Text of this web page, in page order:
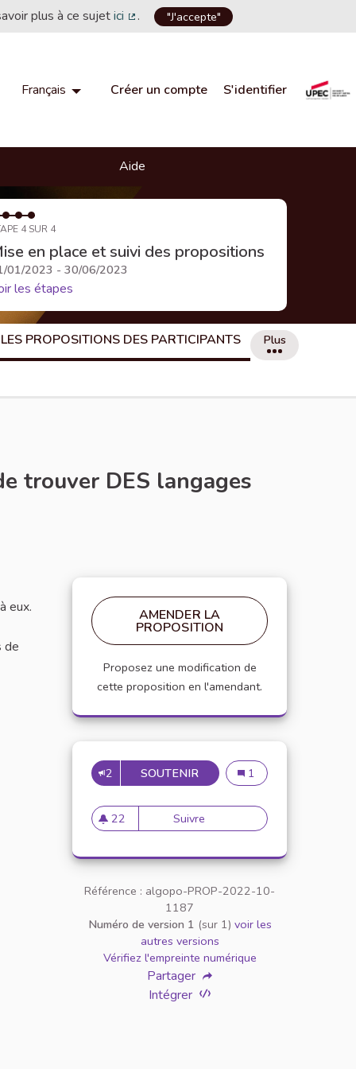
plus à ce sujetici
(Lien externe)
. "J'accepte"
Français Choisir la langueChoose language
Créer un compte S'identifier
Aide
4 SUR 4
en place et suivi des propositions
01/2023 - 30/06/2023
les étapes
LES PROPOSITIONS DES PARTICIPANTS Plus
trouver DES langages
eux.
de
AMENDER LA
PROPOSITION
Proposez une modification de
cette proposition en l'amendant.
2 SOUTENIR METTRE EN PLACE UNE
Mettre en place une
1
22
22 abonnés
Suivre Mettre en place une
Référence : algopo-PROP-2022-10-
1187
Numéro de version 1 (sur 1) voir les
autres versions
Vérifiez l'empreinte numérique
Partager
Intégrer